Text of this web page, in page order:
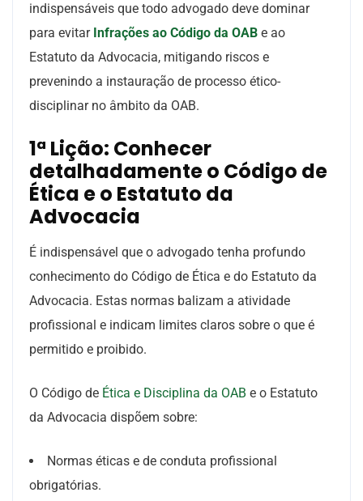
indispensáveis que todo advogado deve dominar
para evitar Infrações ao Código da OAB e ao
Estatuto da Advocacia, mitigando riscos e
prevenindo a instauração de processo ético-
disciplinar no âmbito da OAB.
1ª Lição: Conhecer
detalhadamente o Código de
Ética e o Estatuto da
Advocacia
É indispensável que o advogado tenha profundo
conhecimento do Código de Ética e do Estatuto da
Advocacia. Estas normas balizam a atividade
profissional e indicam limites claros sobre o que é
permitido e proibido.
O Código de Ética e Disciplina da OAB e o Estatuto
da Advocacia dispõem sobre:
Normas éticas e de conduta profissional
obrigatórias.